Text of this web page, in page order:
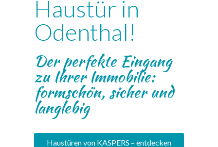
Haustür in
Odenthal!
Der perfekte Eingang
zu Ihrer Immobilie:
formschön, sicher und
langlebig
Haustüren von KASPERS – entdecken